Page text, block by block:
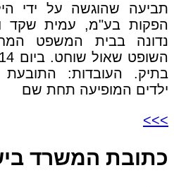
תביעה שהוגשה על ידי
הפקות בע"מ, עמית שקד
נדונה בבית המשפט
בתיק. העובדות:
ילדים המופיעה תחת שם
>>>
כתובת המשרד